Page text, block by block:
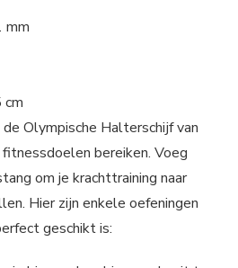
mm
cm
Olympische Halterschijf van
bereiken. Voeg
om je krachttraining naar
Hier zijn enkele oefeningen
geschikt is: